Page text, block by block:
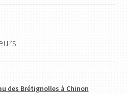
des Brétignolles à Chinon